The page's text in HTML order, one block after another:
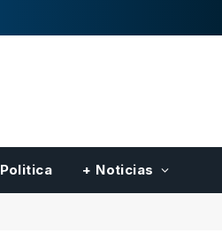
Politica + Noticias